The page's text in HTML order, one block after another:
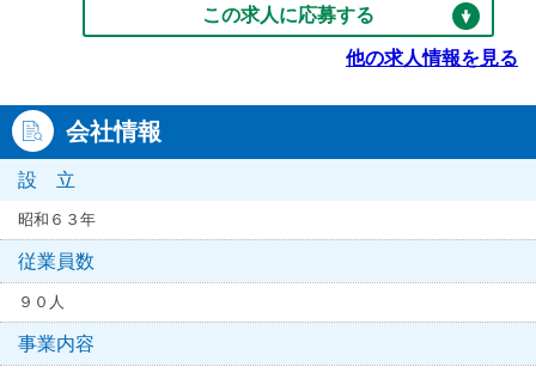
この求人に応募する
他の求人情報を見る
会社情報
設 立
昭和６３年
従業員数
９０人
事業内容